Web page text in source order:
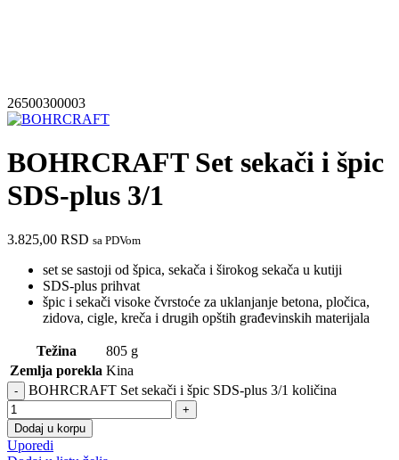
26500300003
BOHRCRAFT Set sekači i špic
SDS-plus 3/1
3.825,00 RSD sa PDVom
set se sastoji od špica, sekača i širokog sekača u kutiji
SDS-plus prihvat
špic i sekači visoke čvrstoće za uklanjanje betona, pločica,
zidova, cigle, kreča i drugih opštih građevinskih materijala
Težina
805 g
Zemlja porekla Kina
BOHRCRAFT Set sekači i špic SDS-plus 3/1 količina
Dodaj u korpu
Uporedi